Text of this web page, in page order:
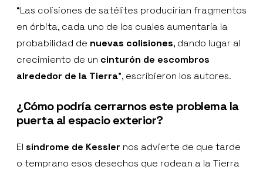
“Las colisiones de satélites producirían fragmentos
en órbita, cada uno de los cuales aumentaría la
probabilidad de nuevas colisiones, dando lugar al
crecimiento de un cinturón de escombros
alrededor de la Tierra”, escribieron los autores.
¿Cómo podría cerrarnos este problema la
puerta al espacio exterior?
El síndrome de Kessler nos advierte de que tarde
o temprano esos desechos que rodean a la Tierra